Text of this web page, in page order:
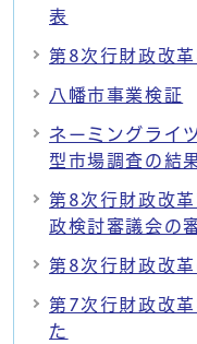
表
第8次行財政改
八幡市事業検証
ネーミングライ
型市場調査の結
第8次行財政改
政検討審議会の
第8次行財政改
第7次行財政改
た